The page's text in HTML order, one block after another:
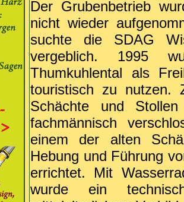
Der Grubenbetrieb
nicht wieder
suchte die SDAG
vergeblich. 1995
Thumkuhlental als
touristisch zu nutzen.
Schächte und
fachmännisch
einem der alten
Hebung und Führung
errichtet. Mit
wurde ein